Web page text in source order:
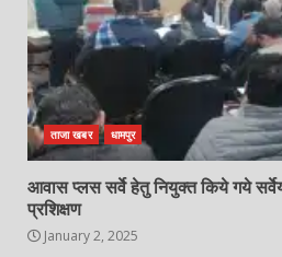
ताजा खबर धामपुर
आवास प्लस सर्वे हेतु नियुक्त किये गये
प्रशिक्षण
January 2, 2025